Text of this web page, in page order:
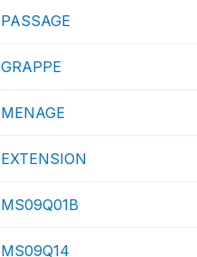
PASSAGE
GRAPPE
MENAGE
EXTENSION
MS09Q01B
MS09Q14